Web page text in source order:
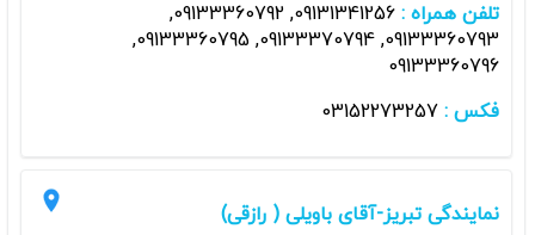
تلفن همراه :
09131341256, 09133360792,
09133360793, 09133370794, 09133360795,
09133360796
فکس :
نمایندگی تبریز-آقای باویلی ( رازقی)